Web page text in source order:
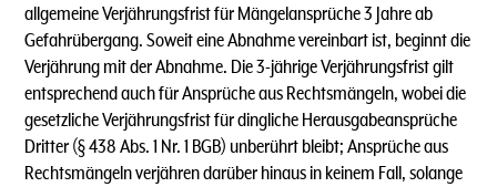
allgemeine Verjährungsfrist für Mängelansprüche 3 Jahre ab
Gefahrübergang. Soweit eine Abnahme vereinbart ist, beginnt die
Verjährung mit der Abnahme. Die 3-jährige Verjährungsfrist gilt
entsprechend auch für Ansprüche aus Rechtsmängeln, wobei die
gesetzliche Verjährungsfrist für dingliche Herausgabeansprüche
Dritter (§ 438 Abs. 1 Nr. 1 BGB) unberührt bleibt; Ansprüche aus
Rechtsmängeln verjähren darüber hinaus in keinem Fall, solange